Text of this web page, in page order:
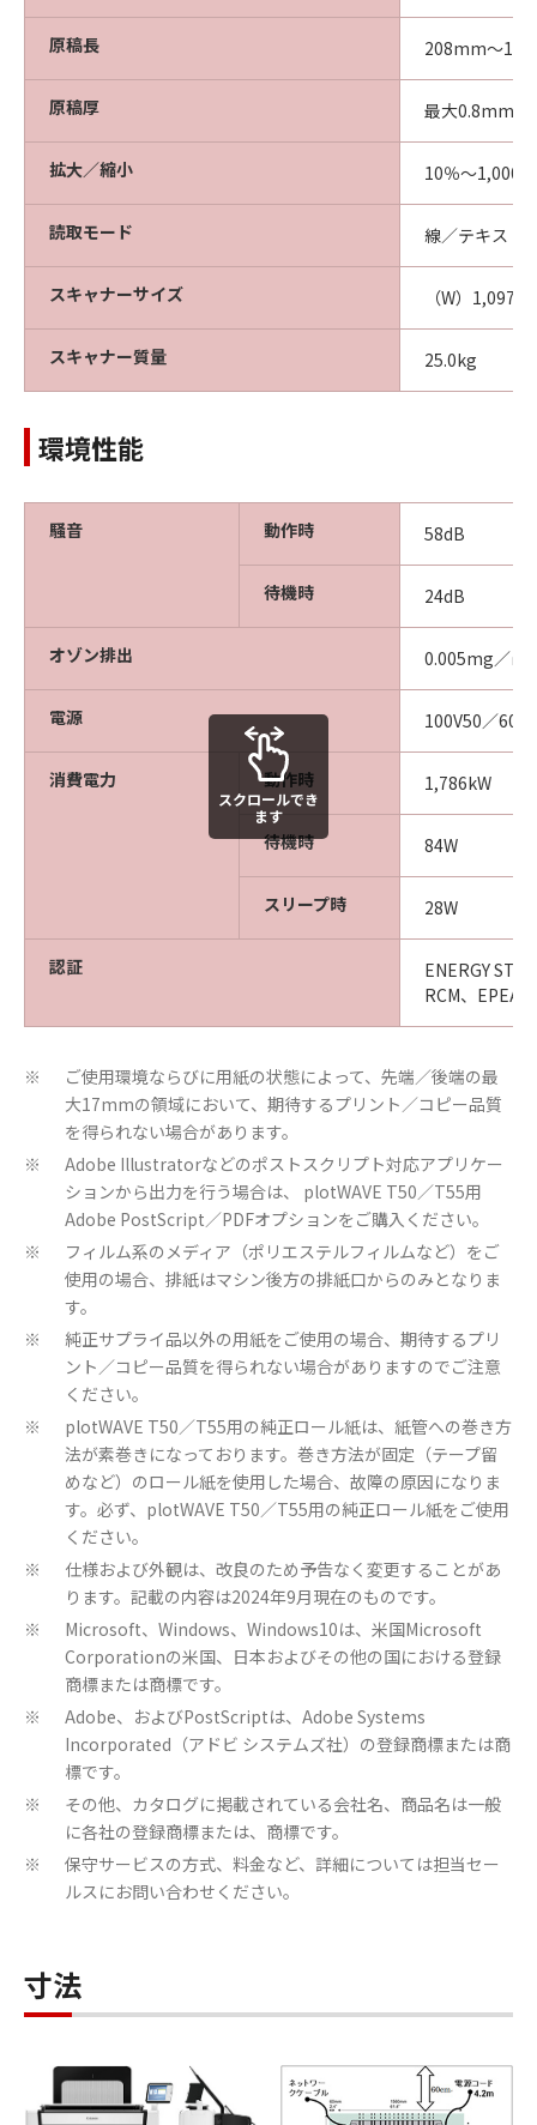
原稿長 208mm～
原稿厚 最大0.8mm（
拡大／縮小 10％～1,000％
読取モード 線／テキスト
スキャナーサイズ （W）
スキャナー質量 25.0kg
環境性能
騒音 動作時 58dB
待機時 24dB
オゾン排出 0.005mg／㎥
電源 100V50／
消費電力 動作時 1,786kW
待機時 84W
スリープ時 28W
認証
ENERGY
RCM、EPEAT
スクロールでき
ます
※
ご使用環境ならびに用紙の状態によって、先端／後端の最
大17mmの領域において、期待するプリント／コピー品質
を得られない場合があります。
※
Adobe Illustratorなどのポストスクリプト対応アプリケー
ションから出力を行う場合は、 plotWAVE T50／T55用
Adobe PostScript／PDFオプションをご購入ください。
※
フィルム系のメディア（ポリエステルフィルムなど）をご
使用の場合、排紙はマシン後方の排紙口からのみとなりま
す。
※
純正サプライ品以外の用紙をご使用の場合、期待するプリ
ント／コピー品質を得られない場合がありますのでご注意
ください。
※
plotWAVE T50／T55用の純正ロール紙は、紙管への巻き方
法が素巻きになっております。巻き方法が固定（テープ留
めなど）のロール紙を使用した場合、故障の原因になりま
す。必ず、plotWAVE T50／T55用の純正ロール紙をご使用
ください。
※
仕様および外観は、改良のため予告なく変更することがあ
ります。記載の内容は2024年9月現在のものです。
※
Microsoft、Windows、Windows10は、米国Microsoft
Corporationの米国、日本およびその他の国における登録
商標または商標です。
※
Adobe、およびPostScriptは、Adobe Systems
Incorporated（アドビ システムズ社）の登録商標または商
標です。
※
その他、カタログに掲載されている会社名、商品名は一般
に各社の登録商標または、商標です。
※
保守サービスの方式、料金など、詳細については担当セー
ルスにお問い合わせください。
寸法